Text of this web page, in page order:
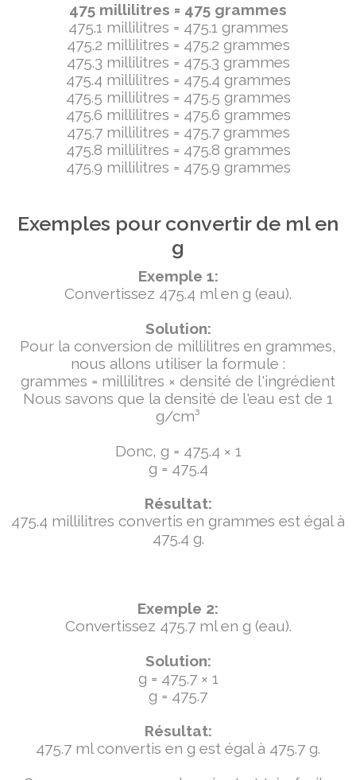
475 millilitres = 475 grammes
475.1 millilitres = 475.1 grammes
475.2 millilitres = 475.2 grammes
475.3 millilitres = 475.3 grammes
475.4 millilitres = 475.4 grammes
475.5 millilitres = 475.5 grammes
475.6 millilitres = 475.6 grammes
475.7 millilitres = 475.7 grammes
475.8 millilitres = 475.8 grammes
475.9 millilitres = 475.9 grammes
Exemples pour convertir de ml en
g
Exemple 1:
Convertissez 475.4 ml en g (eau).
Solution:
Pour la conversion de millilitres en grammes,
nous allons utiliser la formule :
grammes = millilitres × densité de l'ingrédient
Nous savons que la densité de l'eau est de 1
g/cm³
Donc, g = 475.4 × 1
g = 475.4
Résultat:
475.4 millilitres convertis en grammes est égal à
475.4 g.
Exemple 2:
Convertissez 475.7 ml en g (eau).
Solution:
g = 475.7 × 1
g = 475.7
Résultat:
475.7 ml convertis en g est égal à 475.7 g.